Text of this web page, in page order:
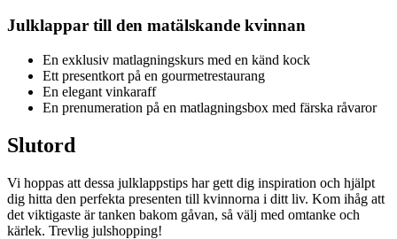
Julklappar till den matälskande kvinnan
En exklusiv matlagningskurs med en känd kock
Ett presentkort på en gourmetrestaurang
En elegant vinkaraff
En prenumeration på en matlagningsbox med färska råvaror
Slutord
Vi hoppas att dessa julklappstips har gett dig inspiration och hjälpt
dig hitta den perfekta presenten till kvinnorna i ditt liv. Kom ihåg att
det viktigaste är tanken bakom gåvan, så välj med omtanke och
kärlek. Trevlig julshopping!